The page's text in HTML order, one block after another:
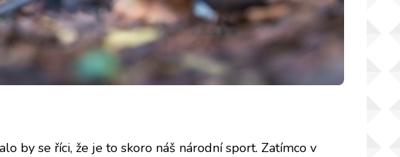
by se říci, že je to skoro náš národní sport. Zatímco v